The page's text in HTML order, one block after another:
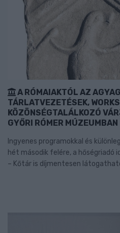
A RÓMAIAKTÓL AZ
TÁRLATVEZETÉSEK,
KÖZÖNSÉGTALÁLKOZÓ
GYŐRI RÓMER MÚZEUMBAN
Ingyenes programokkal és
hét második felére, a hőségriadó
– Kőtár is díjmentesen